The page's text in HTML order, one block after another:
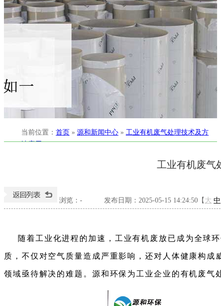
当前位置 ： 首页 » 源和新闻中心 » 工业有机废气处理技术及方
法应用
工业有机废气
浏览： - 发布日期：2025-05-15 14:24:50【 大 中
随着工业化进程的加速，工业有机废放已成为全球
质，不仅对空气质量造成严重影响，还对人体健康构
领域亟待解决的难题。源和环保为工业企业的有机废气